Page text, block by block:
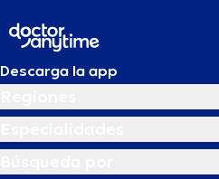
Descarga la app